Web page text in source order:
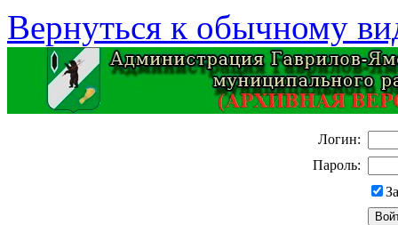
Вернуться к обычному
Логин:
Пароль: